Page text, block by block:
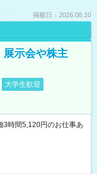
掲載日：2026.08.10
展示会や株主
大学生歓迎
時間5,120円のお仕事あ